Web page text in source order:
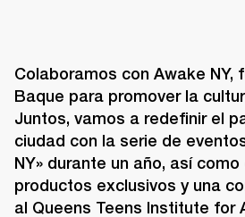
Colaboramos con Awake NY,
Baque para promover la
Juntos, vamos a redefinir el
ciudad con la serie de
NY» durante un año, así
productos exclusivos y una
al Queens Teens Institute for